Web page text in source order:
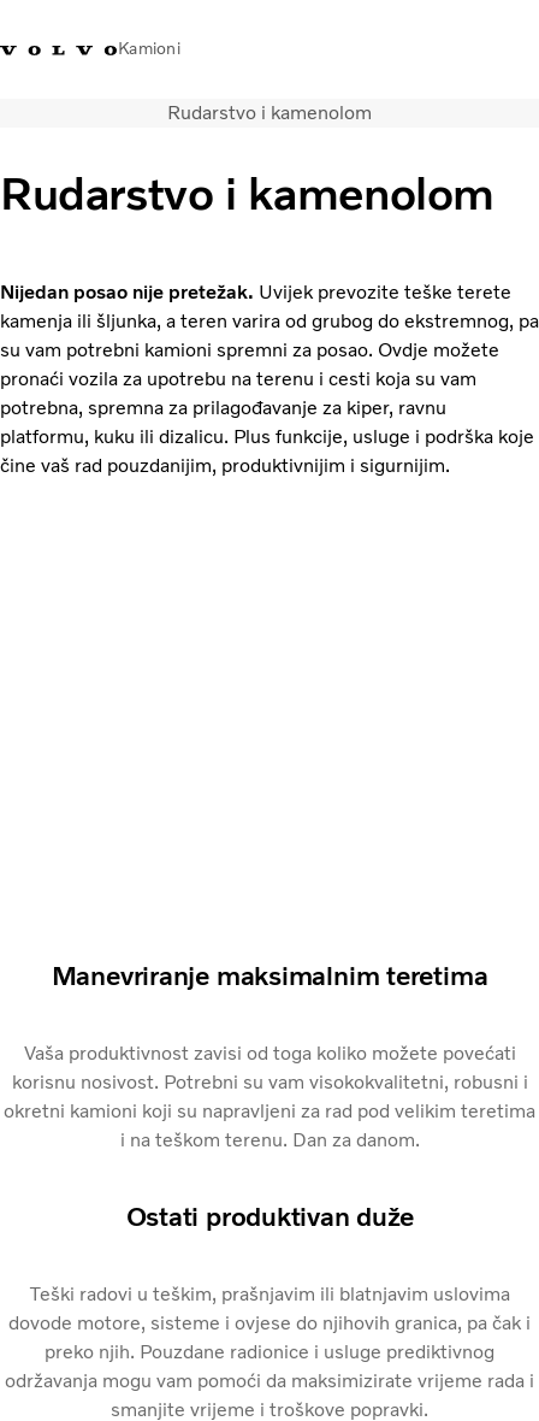
Kamioni
Volvo Trucks Bosna i
Prodavaonica Volvo Trucks
Kampanje
Usluge
Lokator distributera
Vijesti
O nama
Volvo Truck Builder
Kontaktirajte nas
Rudarstvo i kamenolom
Rudarstvo i kamenolom
Nijedan posao nije pretežak. Uvijek prevozite teške terete
kamenja ili šljunka, a teren varira od grubog do ekstremnog, pa
su vam potrebni kamioni spremni za posao. Ovdje možete
pronaći vozila za upotrebu na terenu i cesti koja su vam
potrebna, spremna za prilagođavanje za kiper, ravnu
platformu, kuku ili dizalicu. Plus funkcije, usluge i podrška koje
čine vaš rad pouzdanijim, produktivnijim i sigurnijim.
Manevriranje maksimalnim teretima
Vaša produktivnost zavisi od toga koliko možete povećati
korisnu nosivost. Potrebni su vam visokokvalitetni, robusni i
okretni kamioni koji su napravljeni za rad pod velikim teretima
i na teškom terenu. Dan za danom.
Ostati produktivan duže
Teški radovi u teškim, prašnjavim ili blatnjavim uslovima
dovode motore, sisteme i ovjese do njihovih granica, pa čak i
preko njih. Pouzdane radionice i usluge prediktivnog
održavanja mogu vam pomoći da maksimizirate vrijeme rada i
smanjite vrijeme i troškove popravki.